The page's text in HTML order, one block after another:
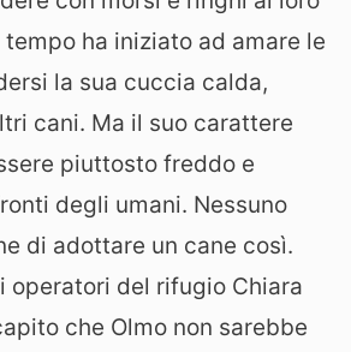
ha iniziato ad amare le
la sua cuccia calda,
cani. Ma il suo carattere
piuttosto freddo e
degli umani. Nessuno
di adottare un cane così.
operatori del rifugio Chiara
che Olmo non sarebbe